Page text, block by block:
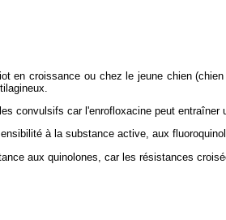
en croissance ou chez le jeune chien
convulsifs car l'enrofloxacine peut entraîner
à la substance active, aux
aux quinolones, car les résistances